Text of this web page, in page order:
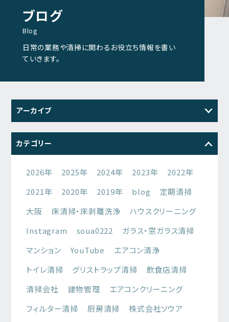
ブログ
Blog
日常の業務や清掃に関わるお役立ち情報を書い
ていきます。
アーカイブ
2026
カテゴリー
2026年 2025年 2024年 2023年
2022年
2021年
2020年 2019年 blog
定期清掃
大阪
床清掃・床剥離洗浄
ハウスクリーニング
Instagram
soua0222
ガラス・窓ガラス清掃
マンション
YouTube
エアコン清浄
トイレ清掃
グリストラップ清掃
飲食店清掃
清掃会社
建物管理
エアコンクリーニング
フィルター清掃
厨房清掃
株式会社ソウア